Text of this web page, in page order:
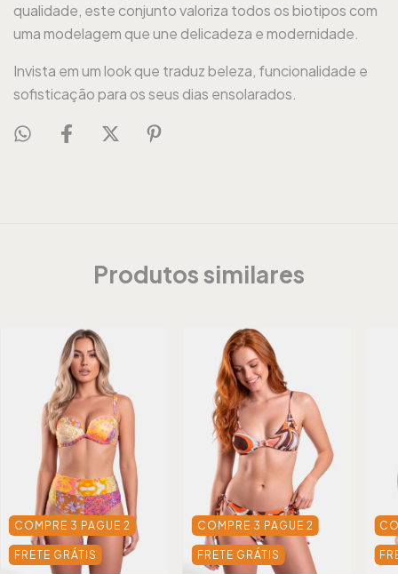
qualidade, este conjunto valoriza todos os biotipos com
uma modelagem que une delicadeza e modernidade.
Invista em um look que traduz beleza, funcionalidade e
sofisticação para os seus dias ensolarados.
Produtos similares
COMPRE 3 PAGUE 2
FRETE GRÁTIS
COMPRE 3 PAGUE 2
FRETE GRÁTIS